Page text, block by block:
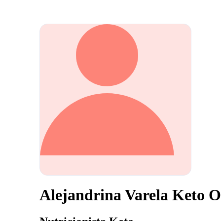
Alejandrina Varela Keto